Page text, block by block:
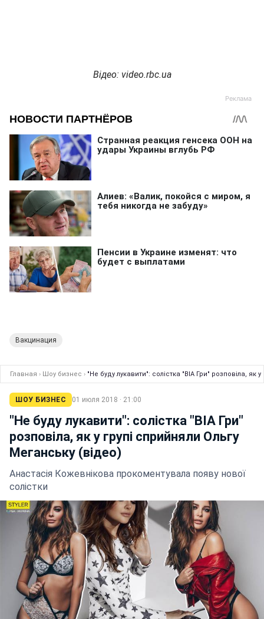
Відео: video.rbc.ua
Вакцинация
Главная › Шоу бизнес › "Не буду лукавити": солістка "ВІА Гри" розповіла, як
ШОУ БИЗНЕС 01 июля 2018 · 21:00
"Не буду лукавити": солістка "ВІА Гри"
розповіла, як у групі сприйняли Ольгу
Меганську (відео)
Анастасія Кожевнікова прокоментувала появу нової
солістки